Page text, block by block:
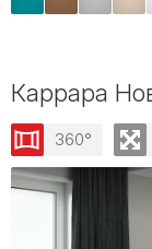
Каррара
360°